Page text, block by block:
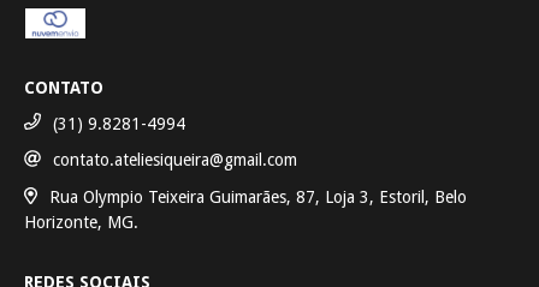
CONTATO
(31) 9.8281-4994
contato.ateliesiqueira@gmail.com
Rua Olympio Teixeira Guimarães, 87, Loja 3, Estoril, Belo
Horizonte, MG.
REDES SOCIAIS